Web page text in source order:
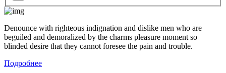
Denounce with righteous indignation and dislike men who are
beguiled and demoralized by the charms pleasure moment so
blinded desire that they cannot foresee the pain and trouble.
Подробнее